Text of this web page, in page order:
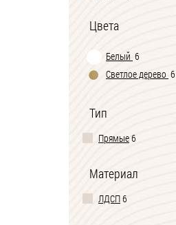
Цвета
Белый 6
Светлое дерево 6
Тип
Прямые6
Материал
ЛДСП6